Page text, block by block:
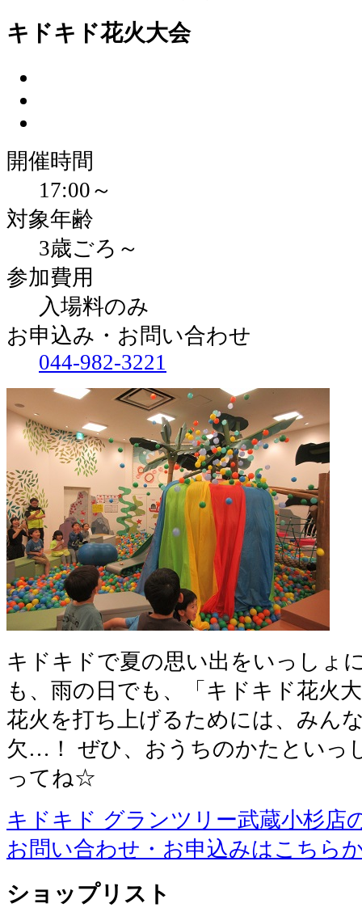
キドキド花火大会
開催時間
17:00～
対象年齢
3歳ごろ～
参加費用
入場料のみ
お申込み・お問い合わせ
044-982-3221
キドキドで夏の思い出をいっしょ
も、雨の日でも、「キドキド花火
花火を打ち上げるためには、みん
欠…！ ぜひ、おうちのかたといっ
ってね☆
キドキド グランツリー武蔵小杉店
お問い合わせ・お申込みはこちら
ショップリスト